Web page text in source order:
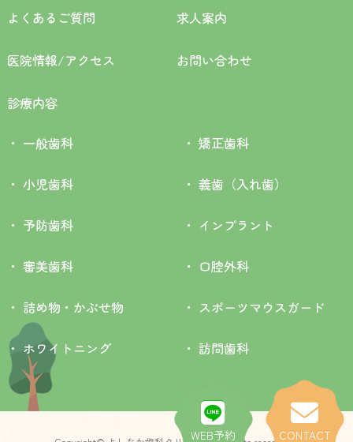
WEB予約 CONTACT
よくあるご質問 求人案内
医院情報/アクセス お問い合わせ
診療内容
一般歯科
小児歯科
予防歯科
審美歯科
詰め物・かぶせ物
ホワイトニング
矯正歯科
義歯（入れ歯）
インプラント
口腔外科
スポーツマウスガード
訪問歯科